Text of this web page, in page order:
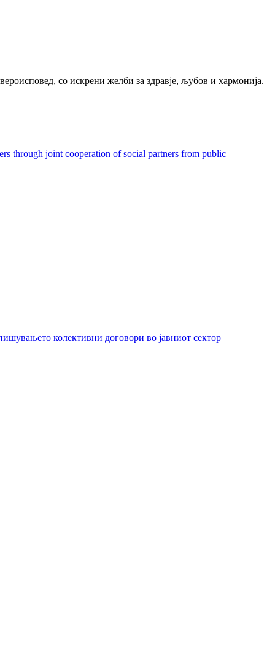
со искрени желби за здравје, љубов и хармонија.
through joint cooperation of social partners from public
колективни договори во јавниот сектор